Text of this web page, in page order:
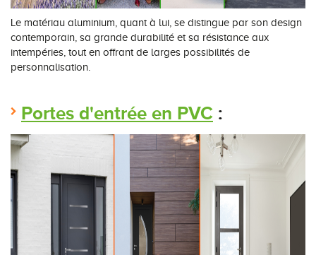
Le matériau aluminium, quant à lui, se distingue par son design
contemporain, sa grande durabilité et sa résistance aux
intempéries, tout en offrant de larges possibilités de
personnalisation.
Portes d'entrée en PVC :